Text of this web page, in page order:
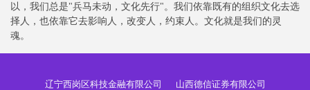
以，我们总是"兵马未动，文化先行"。我们依靠既有的组织文化去选
择人，也依靠它去影响人，改变人，约束人。文化就是我们的灵
魂。
辽宁西岗区科技金融有限公司
山西德信证券有限公司